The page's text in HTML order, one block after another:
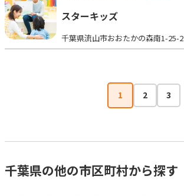
スターキッズ
千葉県流山市おおたかの森南1-25-2
1 2 3
千葉県の他の市区町村から探す